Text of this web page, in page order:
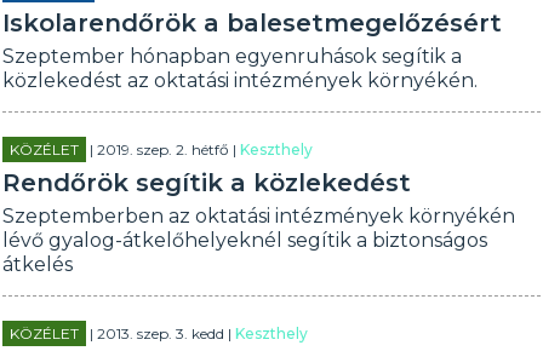
Iskolarendőrök a balesetmegelőzésért
Szeptember hónapban egyenruhások segítik a
közlekedést az oktatási intézmények környékén.
KÖZÉLET | 2019. szep. 2. hétfő |Keszthely
Rendőrök segítik a közlekedést
Szeptemberben az oktatási intézmények környékén
lévő gyalog-átkelőhelyeknél segítik a biztonságos
átkelés
KÖZÉLET | 2013. szep. 3. kedd |Keszthely